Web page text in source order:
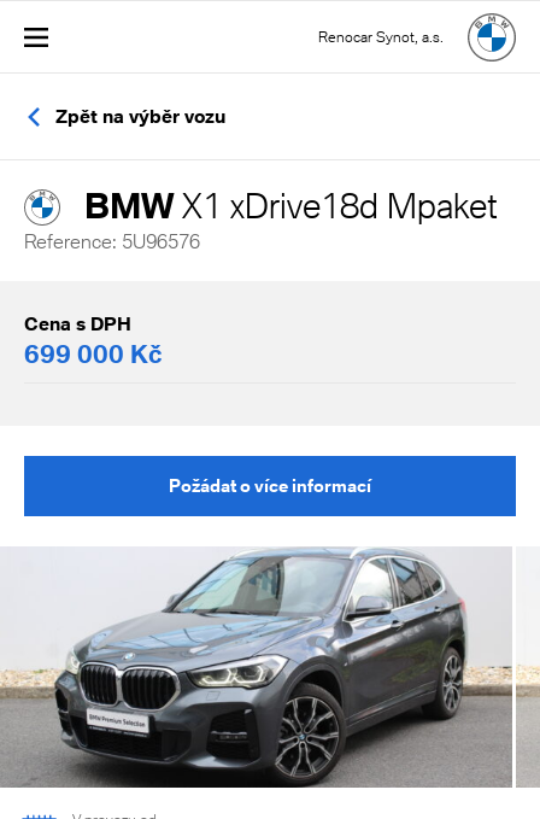
Renocar Synot, a.s.
Zpět na výběr vozu
BMWX1 xDrive18d Mpaket
Reference: 5U96576
Cena s DPH
699 000 Kč
Požádat o více informací